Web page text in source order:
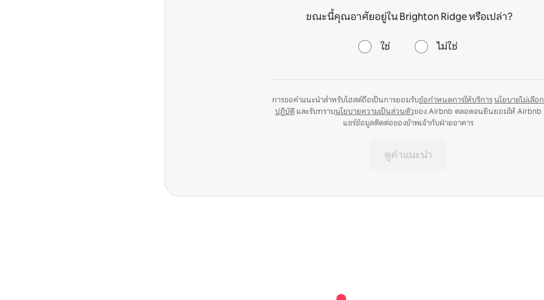
ขณะนี้คุณอาศัยอยู่ใน Brighton Ridge หรือเปล่า?
ใช่ ไม่ใช่
การขอคำแนะนำสำหรับโฮสต์ถือเป็นการยอมรับข้อกำหนดการให้บริการนโยบายไม่เลือก
ปฏิบัติและรับทราบนโยบายความเป็นส่วนตัวของ Airbnb ตลอดจนยินยอมให้ Airbnb
แชร์ข้อมูลติดต่อของข้าพเจ้ากับฝ่ายอาคาร
ดูคำแนะนำ